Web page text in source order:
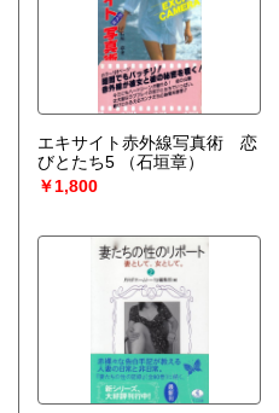
エキサイト赤外線写真術 恋
びとたち5
（石垣章）
￥1,800